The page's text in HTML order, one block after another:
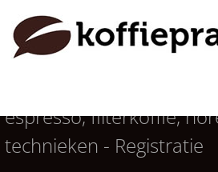
Koffiepraat.nl forum
espresso, filterkoffie,
technieken - Registratie